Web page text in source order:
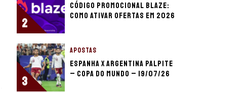
2
Código promocional Blaze:
como ativar ofertas em 2026
3
APOSTAS
Espanha x Argentina palpite
– Copa do Mundo – 19/07/26